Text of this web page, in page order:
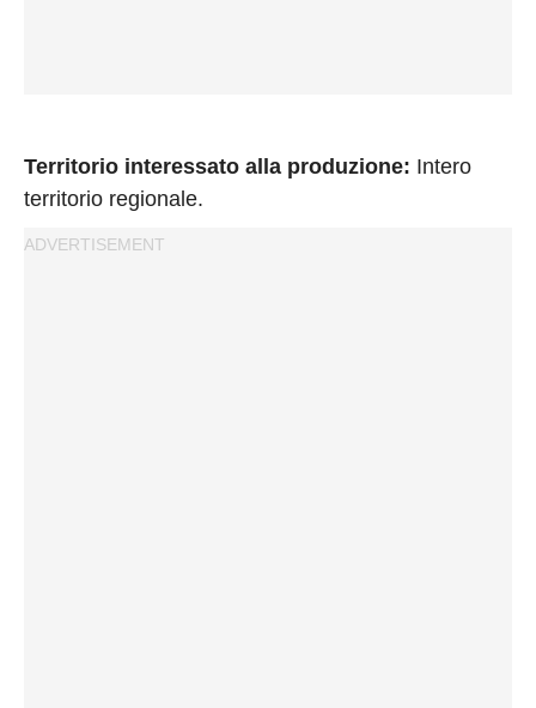
Territorio interessato alla produzione: Intero
territorio regionale.